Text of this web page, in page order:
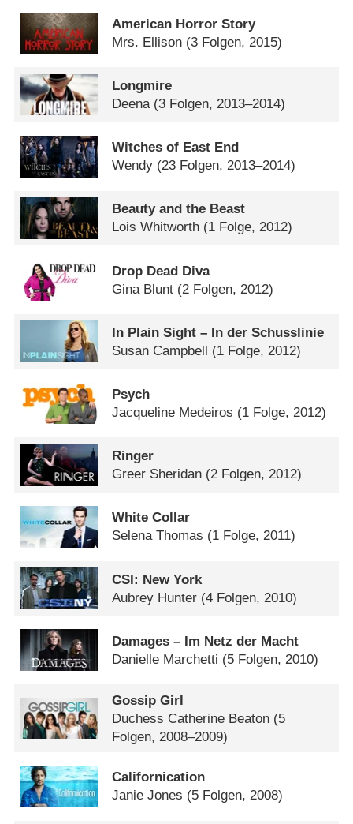
American Horror Story
Mrs. Ellison (3 Folgen, 2015)
Longmire
Deena (3 Folgen, 2013–2014)
Witches of East End
Wendy (23 Folgen, 2013–2014)
Beauty and the Beast
Lois Whitworth (1 Folge, 2012)
Drop Dead Diva
Gina Blunt (2 Folgen, 2012)
In Plain Sight – In der Schusslinie
Susan Campbell (1 Folge, 2012)
Psych
Jacqueline Medeiros (1 Folge, 2012)
Ringer
Greer Sheridan (2 Folgen, 2012)
White Collar
Selena Thomas (1 Folge, 2011)
CSI: New York
Aubrey Hunter (4 Folgen, 2010)
Damages – Im Netz der Macht
Danielle Marchetti (5 Folgen, 2010)
Gossip Girl
Duchess Catherine Beaton (5
Folgen, 2008–2009)
Californication
Janie Jones (5 Folgen, 2008)